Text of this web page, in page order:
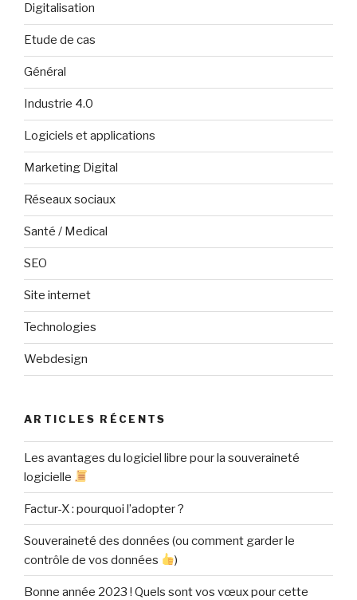
Digitalisation
Etude de cas
Général
Industrie 4.0
Logiciels et applications
Marketing Digital
Réseaux sociaux
Santé / Medical
SEO
Site internet
Technologies
Webdesign
ARTICLES RÉCENTS
Les avantages du logiciel libre pour la souveraineté
logicielle
Factur-X : pourquoi l’adopter ?
Souveraineté des données (ou comment garder le
contrôle de vos données
)
Bonne année 2023 ! Quels sont vos vœux pour cette